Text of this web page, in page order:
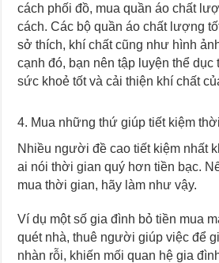
cách phối đồ, mua quần áo chất
cách. Các bộ quần áo chất lượng
sở thích, khí chất cũng như hình
cạnh đó, bạn nên tập luyện thể
sức khoẻ tốt và cải thiện khí chất
4. Mua những thứ giúp tiết kiệm
Nhiều người đề cao tiết kiệm nhất
ai nói thời gian quý hơn tiền bạc.
mua thời gian, hãy làm như vậy.
Ví dụ một số gia đình bỏ tiền mua
quét nhà, thuê người giúp việc để
nhàn rỗi, khiến mối quan hệ gia